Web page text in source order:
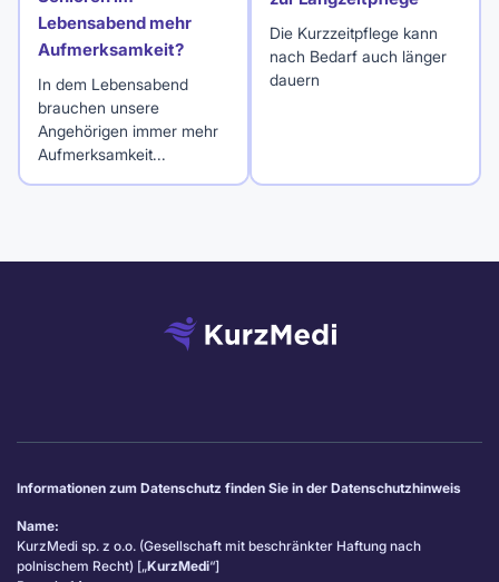
Lebensabend mehr
Aufmerksamkeit?
In dem Lebensabend
brauchen unsere
Angehörigen immer mehr
Aufmerksamkeit...
Die Kurzzeitpflege kann
nach Bedarf auch länger
dauern
Informationen zum Datenschutz finden Sie in der Datenschutzhinweis
Name:
KurzMedi sp. z o.o. (Gesellschaft mit beschränkter Haftung nach
polnischem Recht) [„KurzMedi“]